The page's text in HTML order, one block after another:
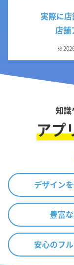
実際に
店舗
知識
アプ
デザイン
豊富
安心のフ